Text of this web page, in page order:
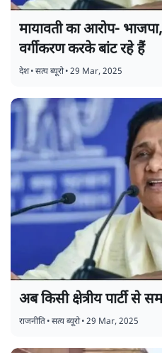
मायावती का आरोप-
वर्गीकरण करके बांट रहे हैं
देश•सत्य ब्यूरो•29 Mar, 2025
अब किसी क्षेत्रीय पार्टी से
राजनीति•सत्य ब्यूरो•29 Mar, 2025